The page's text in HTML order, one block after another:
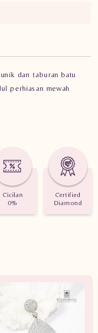
dan taburan batu
perhiasan mewah
Cicilan
0%
Certified
Diamond